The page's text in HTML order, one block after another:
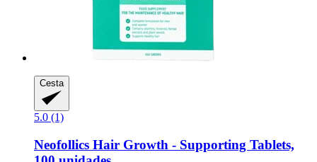
Cesta
5.0 (1)
Neofollics Hair Growth -​ Supporting Tablets,